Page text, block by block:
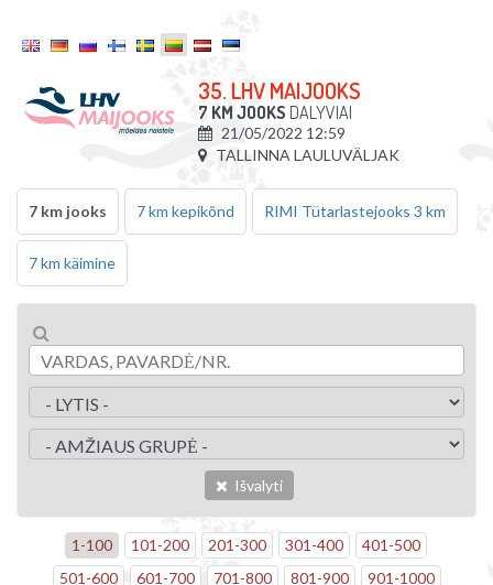
35. LHV MAIJOOKS
7 KM JOOKS DALYVIAI
21/05/2022 12:59
TALLINNA LAULUVÄLJAK
7 km jooks 7 km kepikõnd RIMI Tütarlastejooks 3 km
7 km käimine
Išvalyti
1-100 101-200 201-300 301-400 401-500
501-600 601-700 701-800 801-900 901-1000